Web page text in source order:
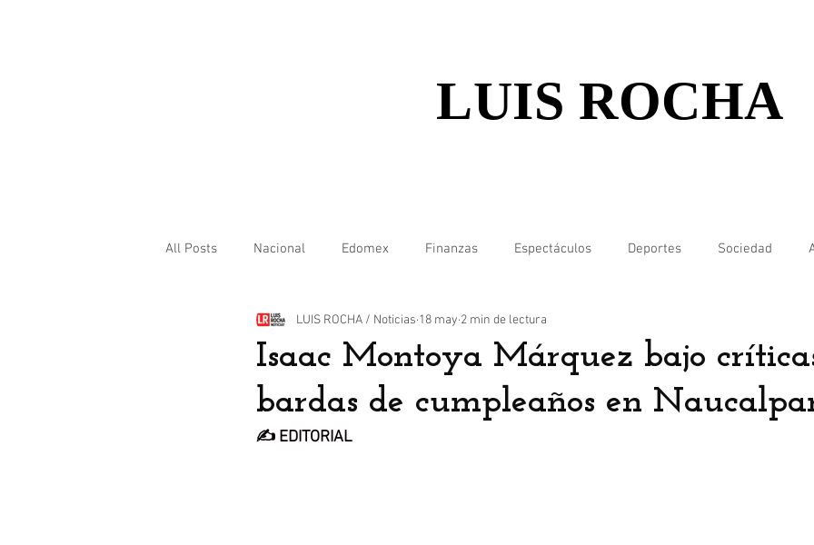
LUIS ROCHA
All Posts Nacional Edomex Finanzas Espectáculos Deportes Sociedad
Internacional
Isaac Montoya Márquez bajo
bardas de cumpleaños en
LUIS ROCHA / Noticias 18 may 2 min de lectura
✍️ EDITORIAL